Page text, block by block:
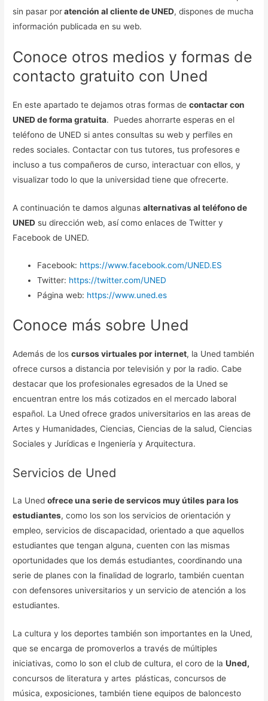
sin pasar poratención al cliente de UNED, dispones de mucha
información publicada en su web.
Conoce otros medios y formas de
contacto gratuito con Uned
En este apartado te dejamos otras formas decontactar con
UNED de forma gratuita. Puedes ahorrarte esperas en el
teléfono de UNED si antes consultas su web y perfiles en
redes sociales. Contactar con tus tutores, tus profesores e
incluso a tus compañeros de curso, interactuar con ellos, y
visualizar todo lo que la universidad tiene que ofrecerte.
A continuación te damos algunasalternativas al teléfono de
UNED su dirección web, así como enlaces de Twitter y
Facebook de UNED.
Facebook: https://www.facebook.com/UNED.ES
Twitter: https://twitter.com/UNED
Página web: https://www.uned.es
Conoce más sobre Uned
Además de loscursos virtuales por internet, la Uned también
ofrece cursos a distancia por televisión y por la radio. Cabe
destacar que los profesionales egresados de la Uned se
encuentran entre los más cotizados en el mercado laboral
español. La Uned ofrece grados universitarios en las areas de
Artes y Humanidades, Ciencias, Ciencias de la salud, Ciencias
Sociales y Jurídicas e Ingeniería y Arquitectura.
Servicios de Uned
La Unedofrece una serie de servicos muy útiles para los
estudiantes, como los son los servicios de orientación y
empleo, servicios de discapacidad, orientado a que aquellos
estudiantes que tengan alguna, cuenten con las mismas
oportunidades que los demás estudiantes, coordinando una
serie de planes con la finalidad de lograrlo, también cuentan
con defensores universitarios y un servicio de atención a los
estudiantes.
La cultura y los deportes también son importantes en la Uned,
que se encarga de promoverlos a través de múltiples
iniciativas, como lo son el club de cultura, el coro de laUned,
concursos de literatura y artes plásticas, concursos de
música, exposiciones, también tiene equipos de baloncesto